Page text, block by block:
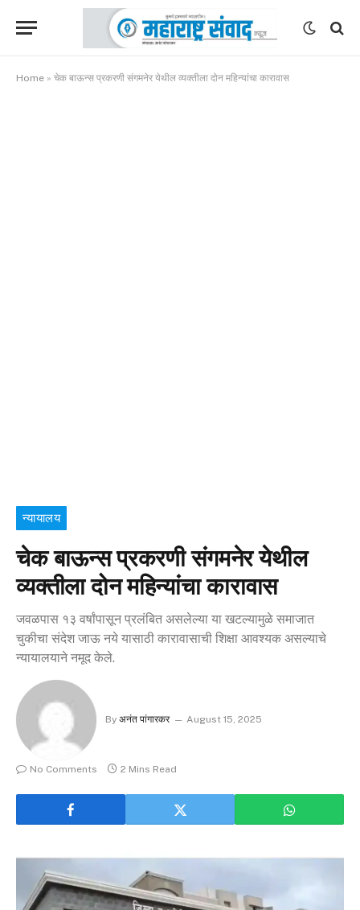
Home » चेक बाऊन्स प्रकरणी संगमनेर येथील व्यक्तीला दोन महिन्यांचा कारावास
न्यायालय
चेक बाऊन्स प्रकरणी संगमनेर येथील
व्यक्तीला दोन महिन्यांचा कारावास
जवळपास १३ वर्षांपासून प्रलंबित असलेल्या या खटल्यामुळे समाजात
चुकीचा संदेश जाऊ नये यासाठी कारावासाची शिक्षा आवश्यक असल्याचे
न्यायालयाने नमूद केले.
By अनंत पांगारकर August 15, 2025
No Comments 2 Mins Read